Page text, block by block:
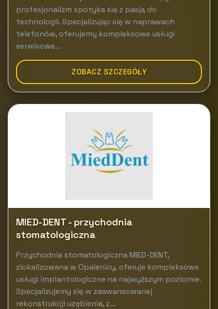
profesjonalizm spotyka się z pasją do
technologii. Specjalizując się w naprawach
telefonów, oferujemy kompleksowe usługi
serwisowe...
ZOBACZ SZCZEGÓŁY
MIED-DENT - przychodnia
stomatologiczna
Przychodnia stomatologiczna MIED-DENT,
zlokalizowana w Opalenicy, oferuje kompleksowe
usługi implantologiczne na najwyższym poziomie.
Specjalizujemy się w zaawansowanej
rekonstrukcji uzębienia, z...